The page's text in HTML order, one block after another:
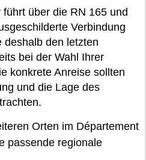
über die RN 165 und
Verbindung
deshalb den letzten
bei der Wahl Ihrer
konkrete Anreise sollten
und die Lage des
Orten im Département
passende regionale